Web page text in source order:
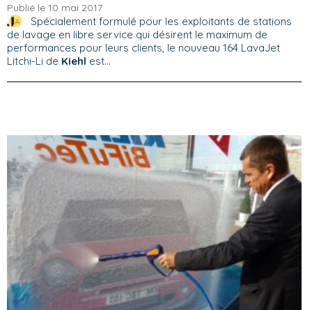
Publié le 10 mai 2017
Spécialement formulé pour les exploitants de stations
de lavage en libre service qui désirent le maximum de
performances pour leurs clients, le nouveau 164 LavaJet
Litchi-Li de Kiehl est...